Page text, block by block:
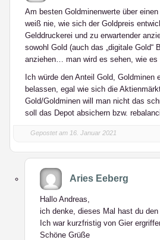
Am besten Goldminenwerte über
weiß nie, wie sich der Goldpreis
Gelddruckerei und zu erwartender
sowohl Gold (auch das „digitale Gold“
anziehen… man wird es sehen, wie es
Ich würde den Anteil Gold, Goldminen
belassen, egal wie sich die
Gold/Goldminen will man nicht das
soll das Depot absichern bzw.
Gepostet am 16. Januar 2021
Aries Eeberg
Hallo Andreas,
ich denke, dieses Mal hast du
Ich war kurzfristig von Gier
Schöne Grüße